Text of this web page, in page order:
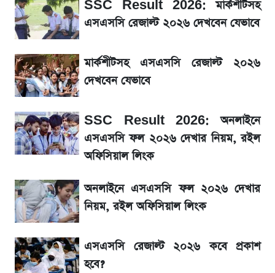
ভবন নির্মাণে নতুন নিয়ম: বাংলাদেশ building
মেঘনা পেট্রোলিয়ামের চেয়ারম্যান নিয়োগ
Diego Simeone নতুন চ্যালেঞ্জ প্রস্তুতিতে
অ্যাটলেটিকো
SSC Result 2026: মার্কশীটসহ
এসএসসি রেজাল্ট ২০২৬ দেখবেন যেভাবে
মার্কশীটসহ এসএসসি রেজাল্ট ২০২৬
দেখবেন যেভাবে
SSC Result 2026: অনলাইনে
এসএসসি ফল ২০২৬ দেখার নিয়ম, রইল
অফিসিয়াল লিংক
অনলাইনে এসএসসি ফল ২০২৬ দেখার
নিয়ম, রইল অফিসিয়াল লিংক
এসএসসি রেজাল্ট ২০২৬ কবে প্রকাশ
হবে?